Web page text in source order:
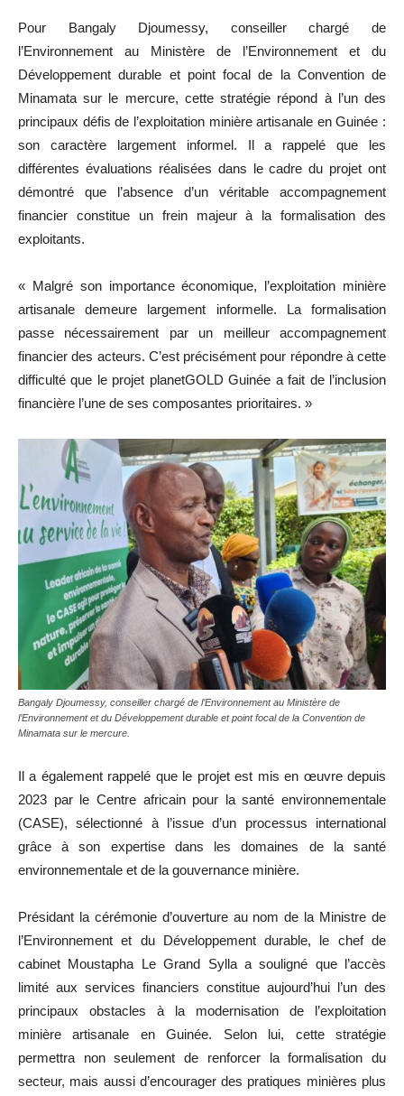
Pour Bangaly Djoumessy, conseiller chargé de
l’Environnement au Ministère de l’Environnement et du
Développement durable et point focal de la Convention de
Minamata sur le mercure, cette stratégie répond à l’un des
principaux défis de l’exploitation minière artisanale en Guinée :
son caractère largement informel. Il a rappelé que les
différentes évaluations réalisées dans le cadre du projet ont
démontré que l’absence d’un véritable accompagnement
financier constitue un frein majeur à la formalisation des
exploitants.
« Malgré son importance économique, l’exploitation minière
artisanale demeure largement informelle. La formalisation
passe nécessairement par un meilleur accompagnement
financier des acteurs. C’est précisément pour répondre à cette
difficulté que le projet planetGOLD Guinée a fait de l’inclusion
financière l’une de ses composantes prioritaires. »
Bangaly Djoumessy, conseiller chargé de l’Environnement au Ministère de
l’Environnement et du Développement durable et point focal de la Convention de
Minamata sur le mercure.
Il a également rappelé que le projet est mis en œuvre depuis
2023 par le Centre africain pour la santé environnementale
(CASE), sélectionné à l’issue d’un processus international
grâce à son expertise dans les domaines de la santé
environnementale et de la gouvernance minière.
Présidant la cérémonie d’ouverture au nom de la Ministre de
l’Environnement et du Développement durable, le chef de
cabinet Moustapha Le Grand Sylla a souligné que l’accès
limité aux services financiers constitue aujourd’hui l’un des
principaux obstacles à la modernisation de l’exploitation
minière artisanale en Guinée. Selon lui, cette stratégie
permettra non seulement de renforcer la formalisation du
secteur, mais aussi d’encourager des pratiques minières plus